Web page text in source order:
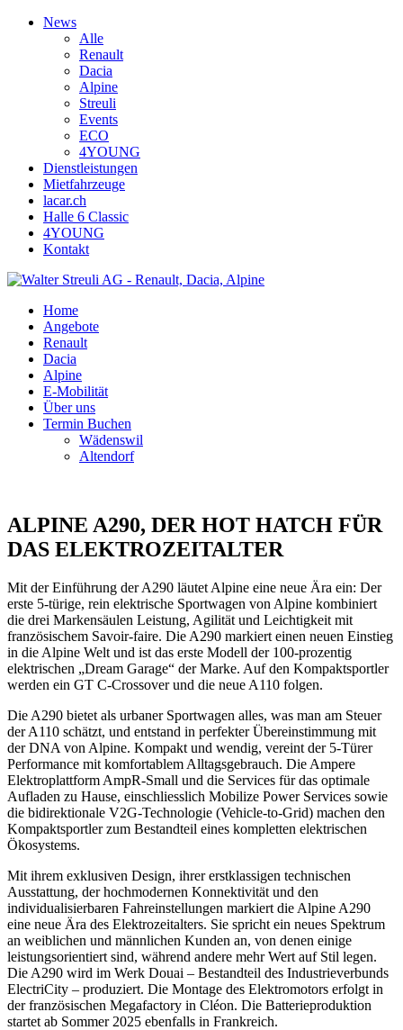
News
Alle
Renault
Dacia
Alpine
Streuli
Events
ECO
4YOUNG
Dienstleistungen
Mietfahrzeuge
lacar.ch
Halle 6 Classic
4YOUNG
Kontakt
Home
Angebote
Renault
Dacia
Alpine
E-Mobilität
Über uns
Termin Buchen
Wädenswil
Altendorf
ALPINE A290, DER HOT HATCH FÜR
DAS ELEKTROZEITALTER
Mit der Einführung der A290 läutet Alpine eine neue Ära ein: Der
erste 5-türige, rein elektrische Sportwagen von Alpine kombiniert
die drei Markensäulen Leistung, Agilität und Leichtigkeit mit
französischem Savoir-faire. Die A290 markiert einen neuen Einstieg
in die Alpine Welt und ist das erste Modell der 100-prozentig
elektrischen „Dream Garage“ der Marke. Auf den Kompaktsportler
werden ein GT C-Crossover und die neue A110 folgen.
Die A290 bietet als urbaner Sportwagen alles, was man am Steuer
der A110 schätzt, und entstand in perfekter Übereinstimmung mit
der DNA von Alpine. Kompakt und wendig, vereint der 5-Türer
Performance mit komfortablem Alltagsgebrauch. Die Ampere
Elektroplattform AmpR-Small und die Services für das optimale
Aufladen zu Hause, einschliesslich Mobilize Power Services sowie
die bidirektionale V2G-Technologie (Vehicle-to-Grid) machen den
Kompaktsportler zum Bestandteil eines kompletten elektrischen
Ökosystems.
Mit ihrem exklusiven Design, ihrer erstklassigen technischen
Ausstattung, der hochmodernen Konnektivität und den
individualisierbaren Fahreinstellungen markiert die Alpine A290
eine neue Ära des Elektrozeitalters. Sie spricht ein neues Spektrum
an weiblichen und männlichen Kunden an, von denen einige
leistungsorientiert sind, während andere mehr Wert auf Stil legen.
Die A290 wird im Werk Douai – Bestandteil des Industrieverbunds
ElectriCity – produziert. Die Montage des Elektromotors erfolgt in
der französischen Megafactory in Cléon. Die Batterieproduktion
startet ab Sommer 2025 ebenfalls in Frankreich.